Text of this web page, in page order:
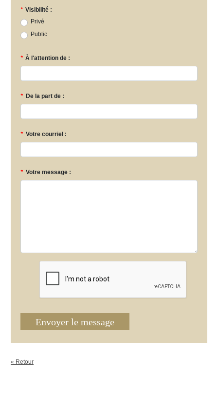
* Visibilité :
Privé
Public
* À l'attention de :
* De la part de :
* Votre courriel :
* Votre message :
Envoyer le message
« Retour